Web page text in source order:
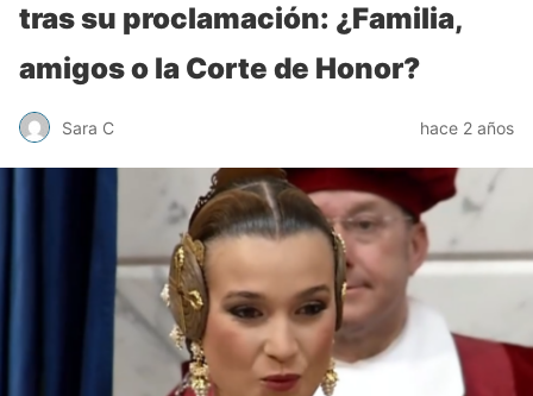
tras su proclamación: ¿Familia,
amigos o la Corte de Honor?
Sara C hace 2 años